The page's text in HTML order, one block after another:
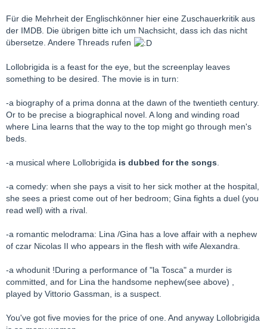
Für die Mehrheit der Englischkönner hier eine Zuschauerkritik aus
der IMDB. Die übrigen bitte ich um Nachsicht, dass ich das nicht
übersetze. Andere Threads rufen
Lollobrigida is a feast for the eye, but the screenplay leaves
something to be desired. The movie is in turn:
-a biography of a prima donna at the dawn of the twentieth century.
Or to be precise a biographical novel. A long and winding road
where Lina learns that the way to the top might go through men's
beds.
-a musical where Lollobrigida is dubbed for the songs
-a comedy: when she pays a visit to her sick mother at the hospital,
she sees a priest come out of her bedroom; Gina fights a duel (you
read well) with a rival.
-a romantic melodrama: Lina /Gina has a love affair with a nephew
of czar Nicolas II who appears in the flesh with wife Alexandra.
-a whodunit !During a performance of "la Tosca" a murder is
committed, and for Lina the handsome nephew(see above) ,
played by Vittorio Gassman, is a suspect.
You've got five movies for the price of one. And anyway Lollobrigida